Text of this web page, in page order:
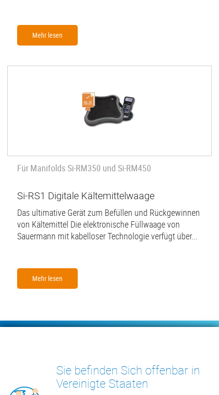
Mehr lesen
Für Manifolds Si-RM350 und Si-RM450
Si-RS1 Digitale Kältemittelwaage
Das ultimative Gerät zum Befüllen und Rückgewinnen
von Kältemittel Die elektronische Füllwaage von
Sauermann mit kabelloser Technologie verfügt über...
Mehr lesen
KONDENSATPUMPEN
MESSGERÄTE
INSIGHTS
KONTAKT
Sie befinden Sich offenbar in
Vereinigte Staaten